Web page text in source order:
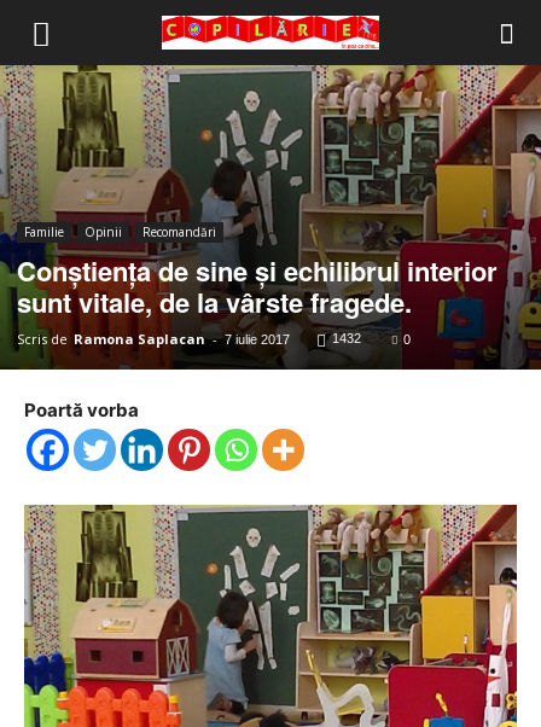
Copilărie.org
Familie Opinii Recomandări
Conştienţa de sine şi echilibrul interior
sunt vitale, de la vârste fragede.
Scris de Ramona Saplacan - 7 iulie 2017 1432 0
Poartă vorba